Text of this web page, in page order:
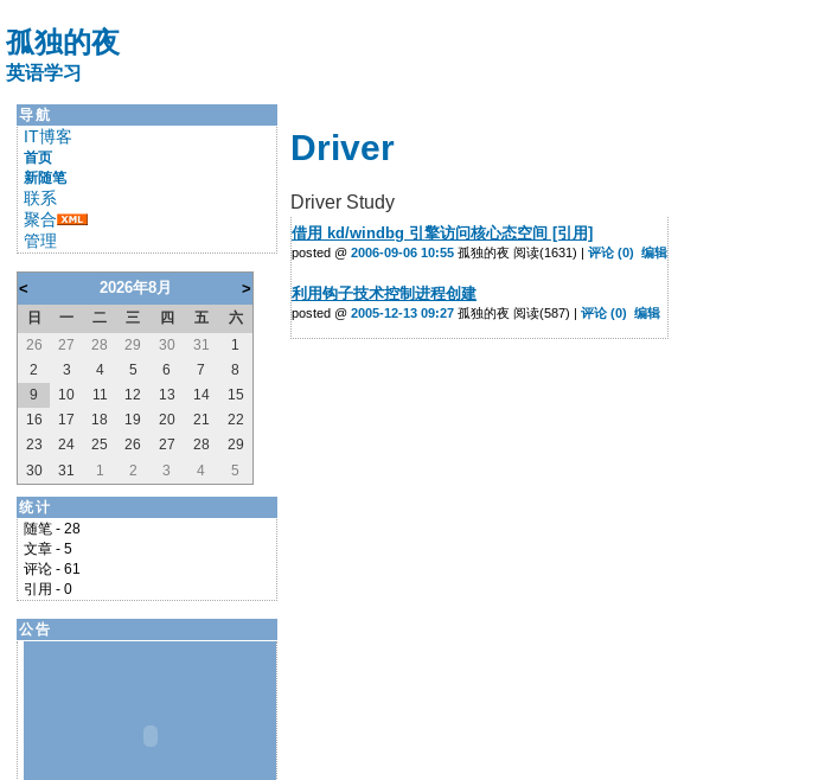
孤独的夜
英语学习
导航
IT博客
首页
新随笔
联系
聚合
管理
< 2026年8月 >
日 一 二 三 四 五
六
26
27 28 29 30 31
1
2
3 4 5 6 7
8
9
10 11 12 13 14
15
16
17 18 19 20 21
22
23
24 25 26 27 28
29
30
31 1 2 3 4 5
统计
随笔 - 28
文章 - 5
评论 - 61
引用 - 0
公告
Driver
Driver Study
借用 kd/windbg 引擎访问核心态空间 [引用]
posted @ 2006-09-06 10:55 孤独的夜 阅读(1631) | 评论 (0) 编辑
利用钩子技术控制进程创建
posted @ 2005-12-13 09:27 孤独的夜 阅读(587) | 评论 (0) 编辑